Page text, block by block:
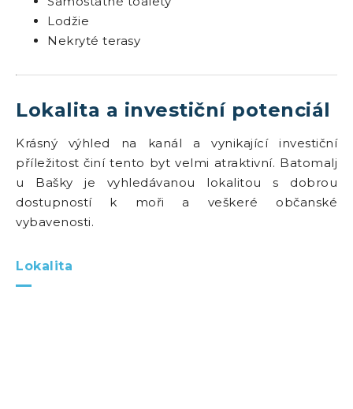
Lodžie
Nekryté terasy
Lokalita a investiční potenciál
Krásný výhled na kanál a vynikající investiční
příležitost činí tento byt velmi atraktivní. Batomalj
u Bašky je vyhledávanou lokalitou s dobrou
dostupností k moři a veškeré občanské
vybavenosti.
Lokalita